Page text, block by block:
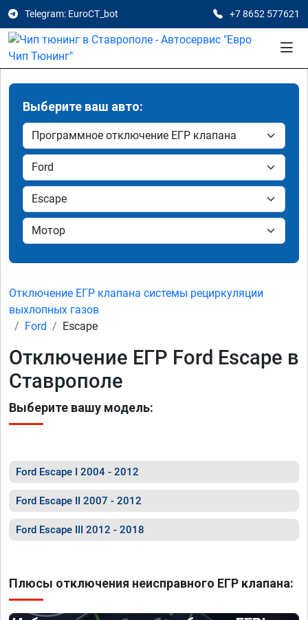
Telegram: EuroCT_bot +7 8652 577621
Выберите ваш авто:
Отключение ЕГР клапана системы рециркуляции
выхлопных газов
Ford
Escape
Отключение ЕГР Ford Escape в
Ставрополе
Выберите вашу модель:
Ford Escape I 2004 - 2012
Ford Escape II 2007 - 2012
Ford Escape III 2012 - 2018
Плюсы отключения неисправного ЕГР клапана: